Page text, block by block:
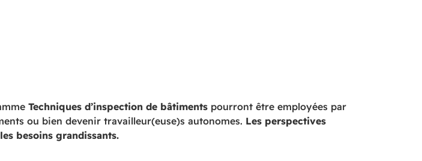
Techniques d’inspection de bâtiments pourront être employées par
ou bien devenir travailleur(euse)s autonomes. Les perspectives
besoins grandissants.